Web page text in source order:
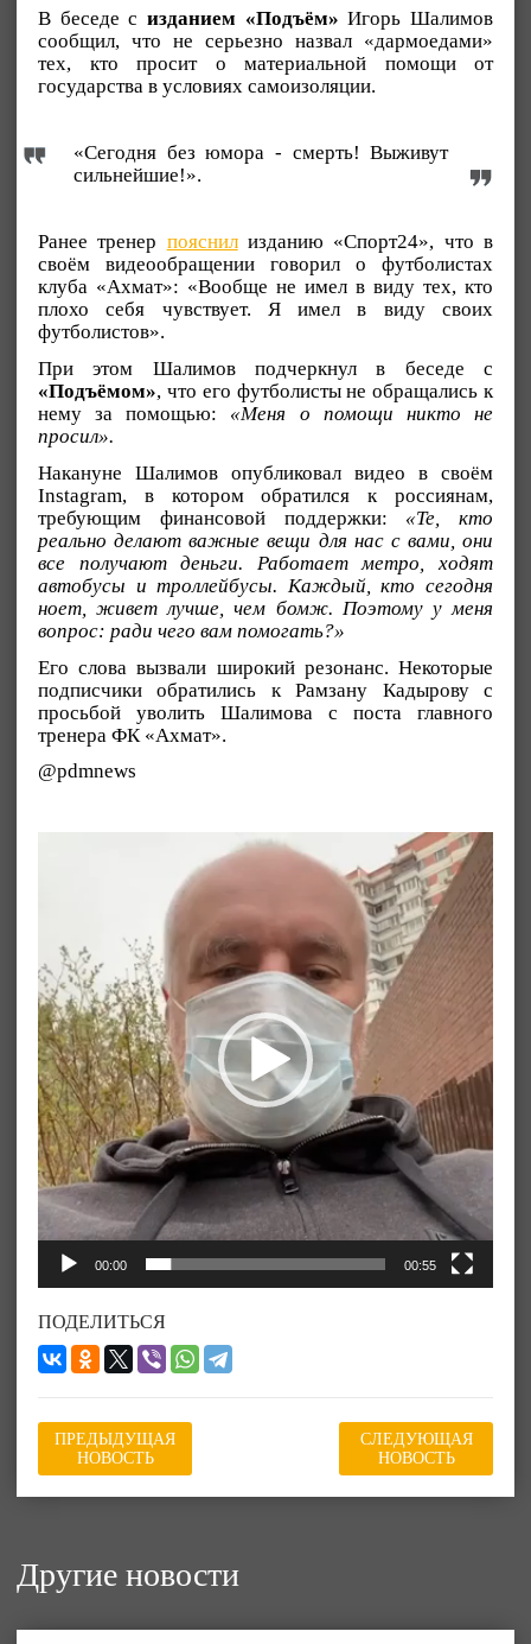
В беседе с изданием «Подъём» Игорь Шалимов
сообщил, что не серьезно назвал «дармоедами»
тех, кто просит о материальной помощи от
государства в условиях самоизоляции.
«Сегодня без юмора - смерть! Выживут
сильнейшие!».
Ранее тренер пояснилизданию «Спорт24», что в
своём видеообращении говорил о футболистах
клуба «Ахмат»: «Вообще не имел в виду тех, кто
плохо себя чувствует. Я имел в виду своих
футболистов».
При этом Шалимов подчеркнул в беседе с
«Подъёмом», что его футболисты не обращались к
нему за помощью: «Меня о помощи никто не
просил».
Накануне Шалимов опубликовал видео в своём
Instagram, в котором обратился к россиянам,
требующим финансовой поддержки: «Те, кто
реально делают важные вещи для нас с вами, они
все получают деньги. Работает метро, ходят
автобусы и троллейбусы. Каждый, кто сегодня
ноет, живет лучше, чем бомж. Поэтому у меня
вопрос: ради чего вам помогать?»
Его слова вызвали широкий резонанс. Некоторые
подписчики обратились к Рамзану Кадырову с
просьбой уволить Шалимова с поста главного
тренера ФК «Ахмат».
@pdmnews
00:00 00:55
ПОДЕЛИТЬСЯ
ПРЕДЫДУЩАЯ
НОВОСТЬ
СЛЕДУЮЩАЯ
НОВОСТЬ
Другие новости